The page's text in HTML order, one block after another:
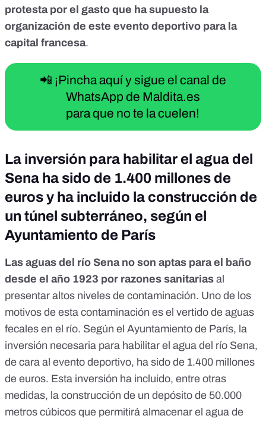
protesta por el gasto que ha supuesto la
organización de este evento deportivo para la
capital francesa.
📲 ¡Pincha aquí y sigue el canal de
WhatsApp de Maldita.es
para que no te la cuelen!
La inversión para habilitar el agua del
Sena ha sido de 1.400 millones de
euros y ha incluido la construcción de
un túnel subterráneo, según el
Ayuntamiento de París
Las aguas del río Sena no son aptas para el baño
desde el año 1923 por razones sanitarias al
presentar altos niveles de contaminación. Uno de los
motivos de esta contaminación es el vertido de aguas
fecales en el río. Según el Ayuntamiento de París, la
inversión necesaria para habilitar el agua del río Sena,
de cara al evento deportivo, ha sido de 1.400 millones
de euros. Esta inversión ha incluido, entre otras
medidas, la construcción de un depósito de 50.000
metros cúbicos que permitirá almacenar el agua de